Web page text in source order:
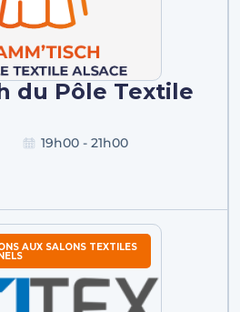
du Pôle Textile
19h00 - 21h00
AUX SALONS TEXTILES